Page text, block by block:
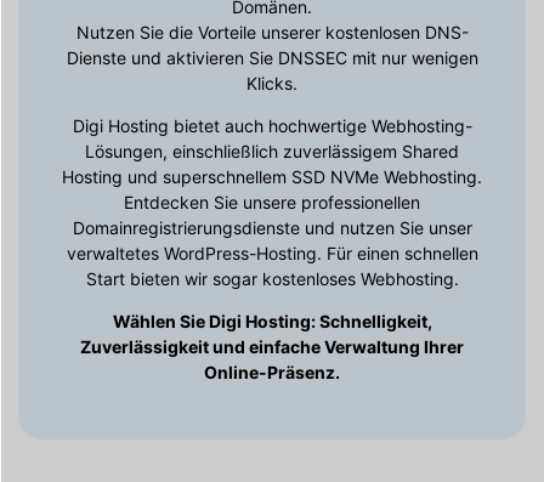
Domänen.
Nutzen Sie die Vorteile unserer kostenlosen DNS-
Dienste und aktivieren Sie DNSSEC mit nur wenigen
Klicks.
Digi Hosting bietet auch hochwertige Webhosting-
Lösungen, einschließlich zuverlässigem Shared
Hosting und superschnellem SSD NVMe Webhosting.
Entdecken Sie unsere professionellen
Domainregistrierungsdienste und nutzen Sie unser
verwaltetes WordPress-Hosting. Für einen schnellen
Start bieten wir sogar kostenloses Webhosting.
Wählen Sie Digi Hosting: Schnelligkeit,
Zuverlässigkeit und einfache Verwaltung Ihrer
Online-Präsenz.